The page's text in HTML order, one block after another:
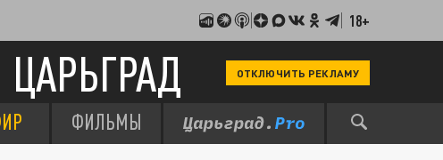
18+
ЦАРЬГРАД ОТКЛЮЧИТЬ РЕКЛАМУ
ФИЛЬМЫ